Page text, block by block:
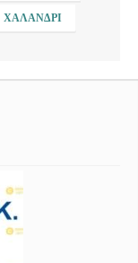
ΧΑΛΆΝΔΡΙ